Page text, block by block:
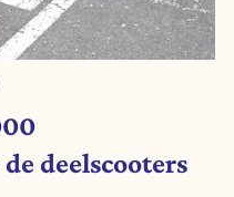
deelscooters